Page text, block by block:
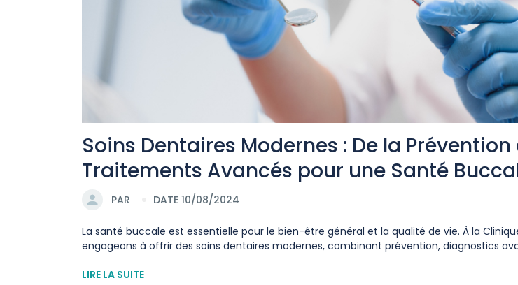
Soins Dentaires Modernes : De la Prévention
Traitements Avancés pour une Santé
PAR DATE 10/08/2024
La santé buccale est essentielle pour le bien-être général et la qualité de vie. À la
engageons à offrir des soins dentaires modernes, combinant prévention, diagnostics
LIRE LA SUITE